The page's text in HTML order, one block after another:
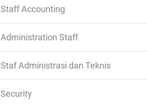
Staff Accounting
Administration Staff
Staf Administrasi dan Teknis
Security